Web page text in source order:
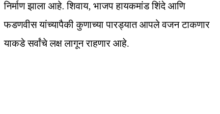
निर्माण झाला आहे. शिवाय, भाजप हायकमांड शिंदे आणि
फडणवीस यांच्यापैकी कुणाच्या पारड्यात आपले वजन टाकणार
याकडे सर्वांचे लक्ष लागून राहणार आहे.